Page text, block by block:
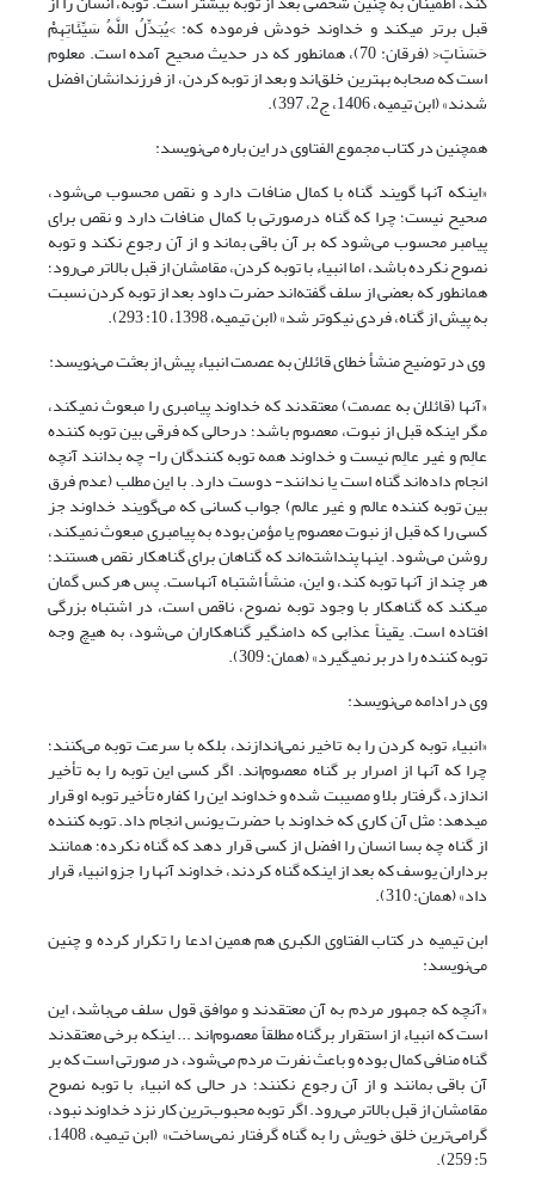
قبل برتر می‎کند و خداوند خودش فرموده که: >یُبَدِّلُ اللَّهُ سَیِّئَاتِهِمْ
حَسَنَاتٍ< (فرقان: 70)، همانطور که در حدیث صحیح آمده است. معلوم
است که صحابه بهترین خلق‌اند و بعد از توبه کردن، از فرزندانشان افضل
شدند» (ابن تیمیه، 1406، ج2، 397).
همچنین در کتاب مجموع الفتاوی در این باره می‌نویسد:
«اینکه آنها گویند گناه با کمال منافات دارد و نقص محسوب می‌شود،
صحیح نیست؛ چرا که گناه درصورتی با کمال منافات دارد و نقص برای
پیامبر محسوب می‌شود که بر آن باقی بماند و از آن رجوع نکند و توبه
نصوح نکرده باشد، اما انبیاء با توبه کردن، مقامشان از قبل بالاتر می‌رود؛
همانطور که بعضی از سلف گفته‌اند حضرت داود بعد از توبه کردن نسبت
به پیش از گناه، فردی نیکوتر شد» (ابن تیمیه، 1398، 10: 293).
وی در توضیح منشأ خطای قائلان به عصمت انبیاء پیش از بعثت می‌نویسد:
«آنها (قائلان به عصمت) معتقدند که خداوند پیامبری را مبعوث نمی‎کند،
مگر اینکه قبل از نبوت، معصوم باشد؛ درحالی که فرقی بین توبه کننده
عالِم و غیر عالِم نیست و خداوند همه توبه کنندگان را- چه بدانند آنچه
انجام داده‌اند گناه است یا ندانند- دوست دارد. با این مطلب (عدم فرق
بین توبه کننده عالم و غیر عالم) جواب کسانی که می‌گویند خداوند جز
کسی را که قبل از نبوت معصوم یا مؤمن بوده به پیامبری مبعوث نمی‎کند،
روشن می‌شود. اینها پنداشته‌اند که گناهان برای گناهکار نقص هستند؛
هر چند از آنها توبه کند، و این، منشأ اشتباه آنهاست. پس هر کس گمان
می‎کند که گناهکار با وجود توبه نصوح، ناقص است، در اشتباه بزرگی
افتاده است. یقیناً عذابی که دامنگیر گناهکاران می‌شود، به هیچ وجه
توبه کننده را در بر نمی‎گیرد» (همان: 309).
وی در ادامه می‌نویسد:
«انبیاء توبه کردن را به تاخیر نمی‌اندازند، بلکه با سرعت توبه می‌کنند؛
چرا که آنها از اصرار بر گناه معصوم‌اند. اگر کسی این توبه را به تأخیر
اندازد، گرفتار بلا و مصیبت شده و خداوند این را کفاره تأخیر توبه او قرار
می‎دهد؛ مثل آن کاری که خداوند با حضرت یونس انجام داد. توبه کننده
از گناه چه بسا انسان را افضل از کسی قرار دهد که گناه نکرده؛ همانند
برداران یوسف که بعد از اینکه گناه کردند، خداوند آنها را جزو انبیاء قرار
داد» (همان: 310).
ابن تیمیه در کتاب الفتاوی الکبری هم همین ادعا را تکرار کرده و چنین
می‌نویسد:
«آنچه که جمهور مردم به آن معتقدند و موافق قول سلف می‌باشد، این
است که انبیاء از استقرار برگناه مطلقاً معصوم‌اند ... اینکه برخی معتقدند
گناه منافی کمال بوده و باعث نفرت مردم می‌شود، در صورتی است که بر
آن باقی بمانند و از آن رجوع نکنند؛ در حالی که انبیاء با توبه نصوح
مقامشان از قبل بالاتر می‌رود. اگر توبه محبوب‌ترین کار نزد خداوند نبود،
گرامی‌ترین خلق خویش را به گناه گرفتار نمی‌ساخت» (ابن تیمیه، 1408،
5: 259).